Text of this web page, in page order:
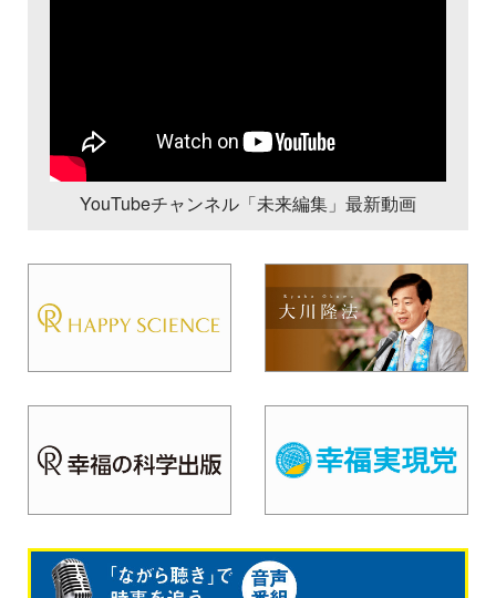
YouTubeチャンネル「未来編集」最新動画